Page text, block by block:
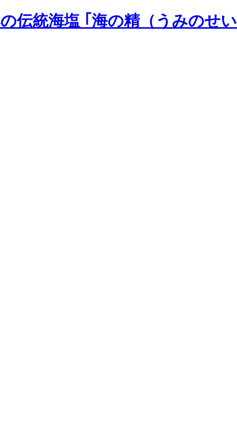
伝統海塩 ｢海の精（うみのせ